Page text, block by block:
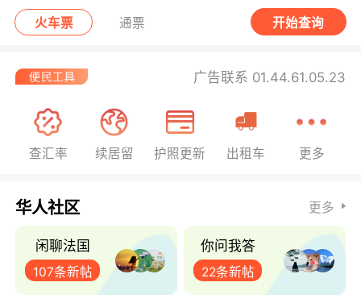
火车票 通票 开始查询
广告联系 01.44.61.05.23
查汇率 续居留 护照更新 出租车 更多
华人社区 更多
闲聊法国
107条新帖
你问我答
22条新帖